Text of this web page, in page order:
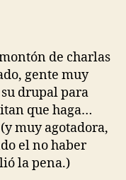
de charlas
gente muy
drupal para
que haga…
muy agotadora,
el no haber
la pena.)